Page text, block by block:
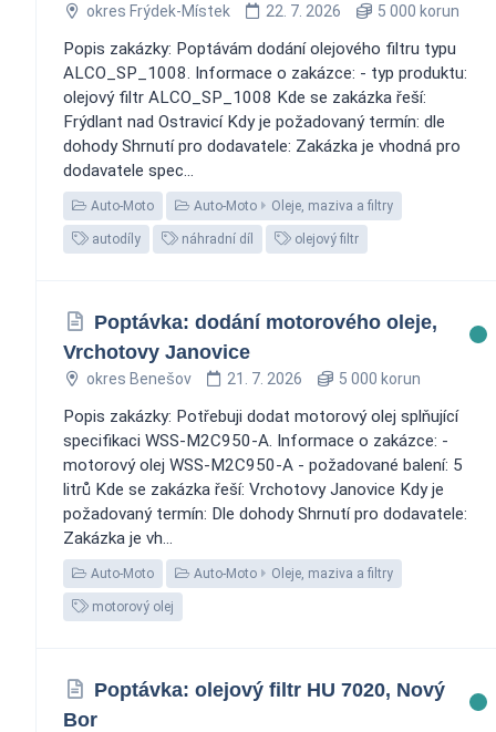
okres Frýdek-Místek 22. 7. 2026 5 000 korun
Popis zakázky: Poptávám dodání olejového filtru typu
ALCO_SP_1008. Informace o zakázce: - typ produktu:
olejový filtr ALCO_SP_1008 Kde se zakázka řeší:
Frýdlant nad Ostravicí Kdy je požadovaný termín: dle
dohody Shrnutí pro dodavatele: Zakázka je vhodná pro
dodavatele spec...
Auto-Moto Auto-Moto Oleje, maziva a filtry
autodíly náhradní díl olejový filtr
Poptávka: dodání motorového oleje,
Vrchotovy Janovice
okres Benešov 21. 7. 2026 5 000 korun
Popis zakázky: Potřebuji dodat motorový olej splňující
specifikaci WSS-M2C950-A. Informace o zakázce: -
motorový olej WSS-M2C950-A - požadované balení: 5
litrů Kde se zakázka řeší: Vrchotovy Janovice Kdy je
požadovaný termín: Dle dohody Shrnutí pro dodavatele:
Zakázka je vh...
Auto-Moto Auto-Moto Oleje, maziva a filtry
motorový olej
Poptávka: olejový filtr HU 7020, Nový
Bor